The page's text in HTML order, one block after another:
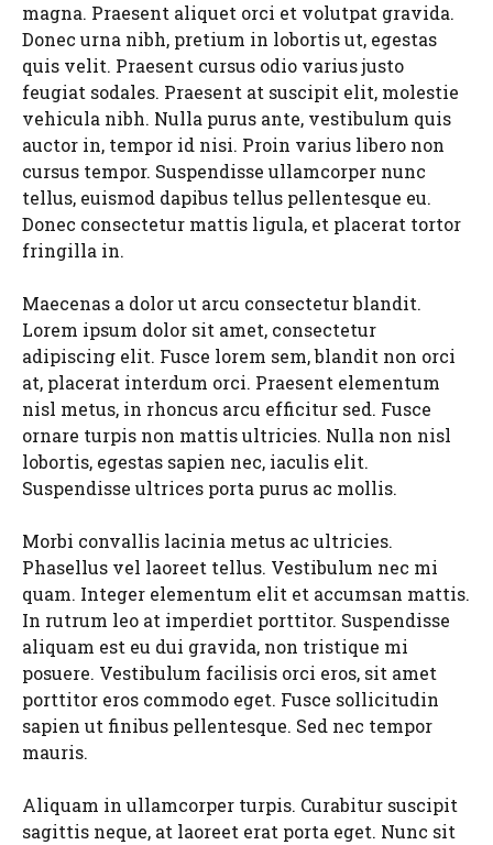
magna. Praesent aliquet orci et volutpat gravida.
Donec urna nibh, pretium in lobortis ut, egestas
quis velit. Praesent cursus odio varius justo
feugiat sodales. Praesent at suscipit elit, molestie
vehicula nibh. Nulla purus ante, vestibulum quis
auctor in, tempor id nisi. Proin varius libero non
cursus tempor. Suspendisse ullamcorper nunc
tellus, euismod dapibus tellus pellentesque eu.
Donec consectetur mattis ligula, et placerat tortor
fringilla in.
Maecenas a dolor ut arcu consectetur blandit.
Lorem ipsum dolor sit amet, consectetur
adipiscing elit. Fusce lorem sem, blandit non orci
at, placerat interdum orci. Praesent elementum
nisl metus, in rhoncus arcu efficitur sed. Fusce
ornare turpis non mattis ultricies. Nulla non nisl
lobortis, egestas sapien nec, iaculis elit.
Suspendisse ultrices porta purus ac mollis.
Morbi convallis lacinia metus ac ultricies.
Phasellus vel laoreet tellus. Vestibulum nec mi
quam. Integer elementum elit et accumsan mattis.
In rutrum leo at imperdiet porttitor. Suspendisse
aliquam est eu dui gravida, non tristique mi
posuere. Vestibulum facilisis orci eros, sit amet
porttitor eros commodo eget. Fusce sollicitudin
sapien ut finibus pellentesque. Sed nec tempor
mauris.
Aliquam in ullamcorper turpis. Curabitur suscipit
sagittis neque, at laoreet erat porta eget. Nunc sit